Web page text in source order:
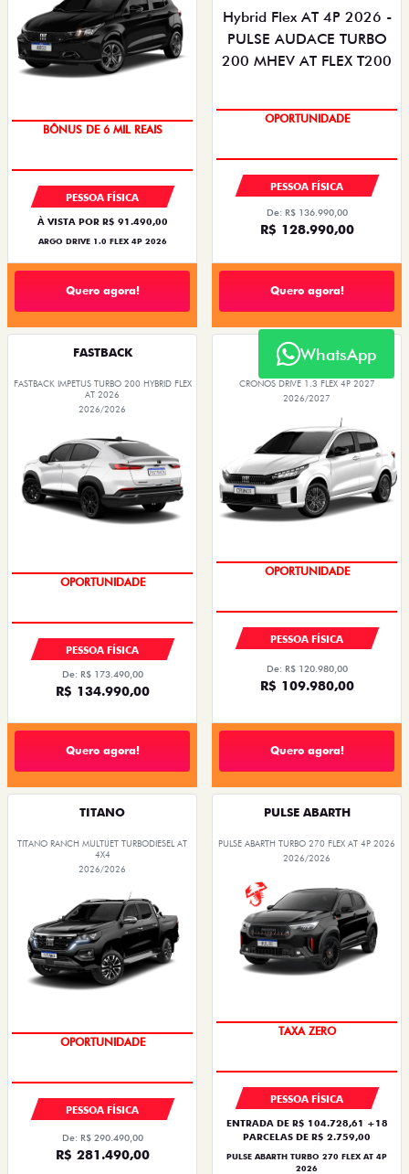
TAXA ZERO
PESSOA FÍSICA
À VISTA POR R$ 91.490,00
ARGO DRIVE 1.0 FLEX 4P 2026
Quero agora!
OPORTUNIDADE
PESSOA FÍSICA
De: R$ 136.990,00
R$ 128.990,00
Quero agora!
FASTBACK
FASTBACK IMPETUS TURBO 200 HYBRID FLEX
AT 2026
2026/2026
OPORTUNIDADE
PESSOA FÍSICA
De: R$ 173.490,00
R$ 134.990,00
Quero agora!
CRONOS
CRONOS DRIVE 1.3 FLEX 4P 2027
2026/2027
OPORTUNIDADE
PESSOA FÍSICA
De: R$ 120.980,00
R$ 109.980,00
Quero agora!
TITANO
TITANO RANCH MULTIJET TURBODIESEL AT
4X4
2026/2026
PESSOA FÍSICA
De: R$ 290.490,00
R$ 281.490,00
PULSE ABARTH
PULSE ABARTH TURBO 270 FLEX AT 4P 2026
2026/2026
SAIA DE FIAT 0KM
PESSOA FÍSICA
ENTRADA DE R$ 104.728,61 +18
PARCELAS DE R$ 2.759,00
PULSE ABARTH TURBO 270 FLEX AT 4P
2026
WhatsApp